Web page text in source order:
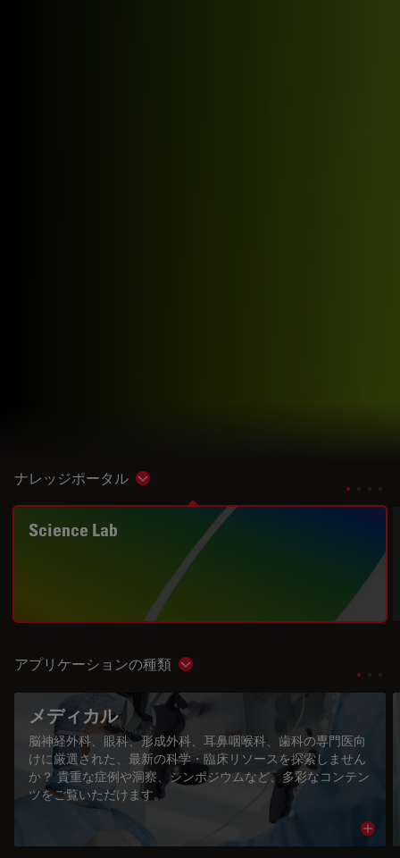
ナレッジポータル Show subnavigation
Science Lab
アプリケーションの種類 Show subnavigation
メディカル
脳神経外科、眼科、形成外科、耳鼻咽喉科、歯科の専門医向
けに厳選された、最新の科学・臨床リソースを探索しません
か？ 貴重な症例や洞察、シンポジウムなど、多彩なコンテン
ツをご覧いただけます。